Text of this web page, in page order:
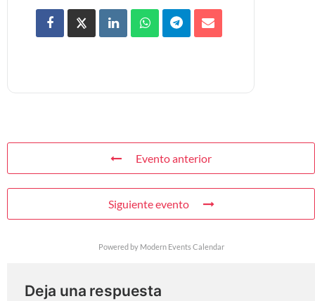
Evento anterior
Siguiente evento
Powered by Modern Events Calendar
Deja una respuesta